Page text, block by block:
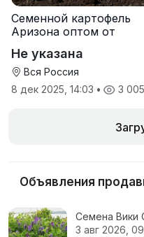
Семенной картофель
Аризона оптом от
Не указана
Вся Россия
8 дек 2025, 14:03 • 3 005
Объявления
Семена Вики
3 авг 2026,